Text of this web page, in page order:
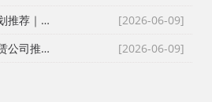
[2026-06-09]
成都庆典公司与活动策划推荐｜跨年晚会、元旦晚会、企业年会一站式执行
[2026-06-09]
成都车展服务与设备租赁公司推荐｜新车上市、试驾活动、巡展全案执行